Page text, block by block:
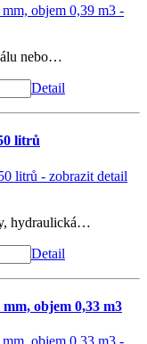
nebo…
Detail
litrů
hydraulická…
Detail
objem 0,33 m3